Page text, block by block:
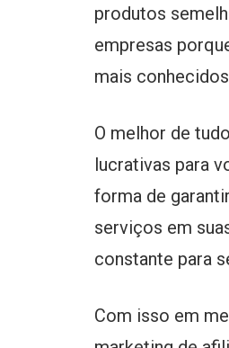
produtos
empresas
mais
O melhor de
lucrativas para
forma de
serviços em
constante para
Com isso em